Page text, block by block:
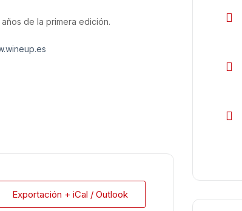
de la primera edición.
Exportación + iCal / Outlook